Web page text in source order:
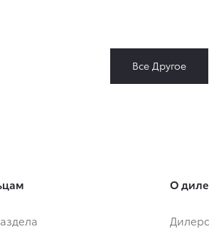
Все Другое
О